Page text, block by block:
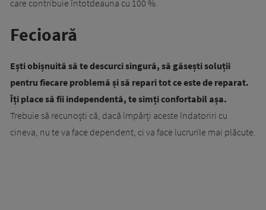
care contribuie întotdeauna cu 100 %.
Fecioară
Ești obișnuită să te descurci singură, să găsești soluții
pentru fiecare problemă și să repari tot ce este de reparat.
Îți place să fii independentă, te simți confortabil așa.
Trebuie să recunoști că, dacă împărți aceste îndatoriri cu
cineva, nu te va face dependent, ci va face lucrurile mai plăcute.